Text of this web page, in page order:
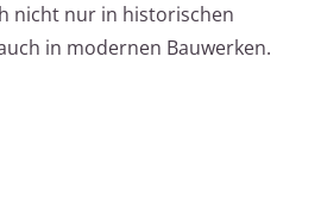
nicht nur in historischen
in modernen Bauwerken.